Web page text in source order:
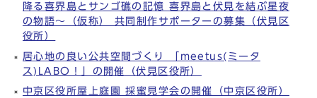
降る喜界島とサンゴ礁の記憶 喜界島と伏見を結ぶ星夜
の物語～（仮称） 共同制作サポーターの募集（伏見区
役所）
居心地の良い公共空間づくり 「meetus(ミータ
ス)LABO！」の開催（伏見区役所）
中京区役所屋上庭園 採蜜見学会の開催（中京区役所）